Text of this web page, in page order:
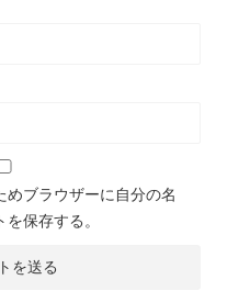
めブラウザーに自分の名
保存する。